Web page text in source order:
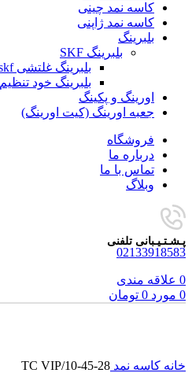
کاسه نمد چینی
کاسه نمد ژاپنی
بلبرینگ
بلبرینگ SKF
بلبرینگ غلتشی skf
بلبرینگ خود تنظیم SKF
اورینگ و پکینگ
جعبه اورینگ (کیت اورینگ)
فروشگاه
درباره ما
تماس با ما
وبلاگ
پـشـتـیـبانی تلفنی
02133918583
0 علاقه مندی
0 مورد 0 تومان
خانه کاسه نمد 28-45-10/TC VIP